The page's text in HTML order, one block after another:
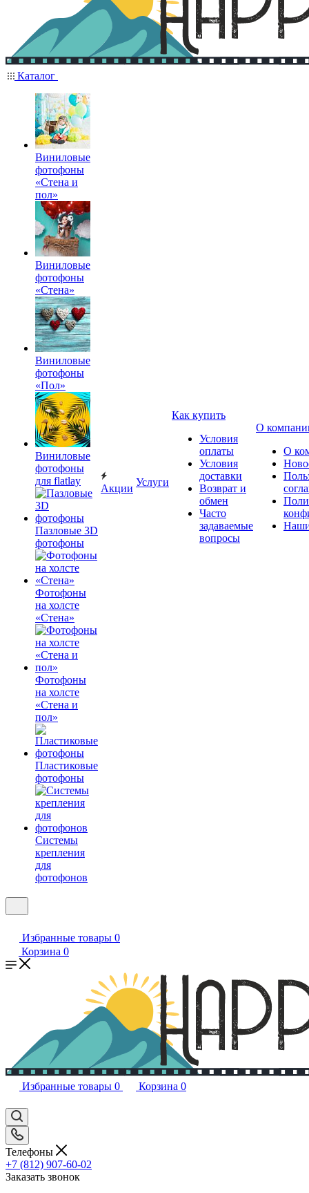
Каталог
Виниловые
фотофоны
«Стена и
пол»
Виниловые
фотофоны
«Стена»
Виниловые
фотофоны
«Пол»
Виниловые
фотофоны
для flatlay
Пазловые 3D
фотофоны
Фотофоны
на холсте
«Стена»
Фотофоны
на холсте
«Стена и
пол»
Пластиковые
фотофоны
Системы
крепления
для
фотофонов
Акции
Услуги
Как купить
Условия
оплаты
Условия
доставки
Возврат и
обмен
Часто
задаваемые
вопросы
О
О
Избранные товары 0
Корзина 0
Избранные товары 0 Корзина 0
Телефоны
+7 (812) 907-60-02
Заказать звонок